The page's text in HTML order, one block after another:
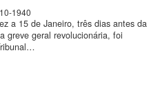
1940
a 15 de Janeiro, três dias antes da
greve geral revolucionária, foi